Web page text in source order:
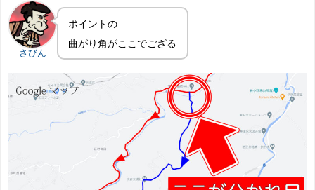
さびん
ポイントの
曲がり角がここでござる